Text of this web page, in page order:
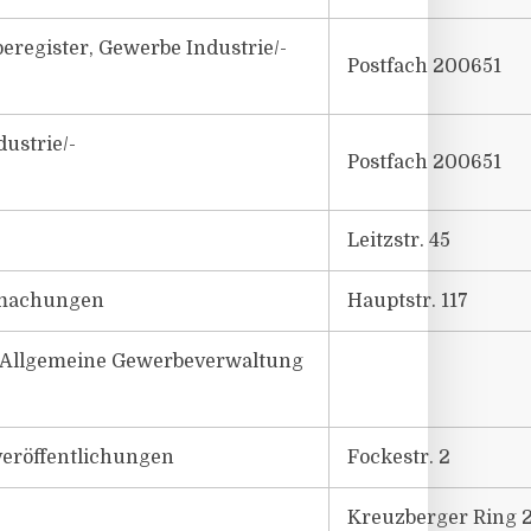
Gewerbe Industrie/-
Postfach 200651
Postfach 200651
Leitzstr. 45
Hauptstr. 117
Gewerbeverwaltung
Fockestr. 2
Kreuzberger Ring